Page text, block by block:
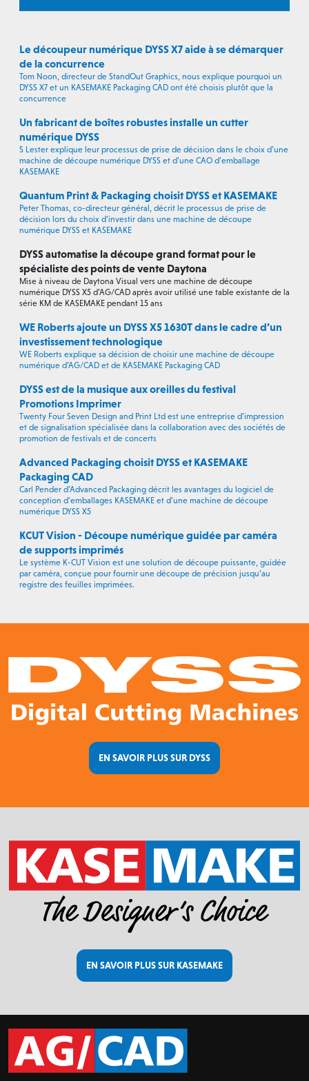
Le découpeur numérique DYSS X7 aide à se démarquer
de la concurrence
Tom Noon, directeur de StandOut Graphics, nous explique pourquoi un
DYSS X7 et un KASEMAKE Packaging CAD ont été choisis plutôt que la
concurrence
Un fabricant de boîtes robustes installe un cutter
numérique DYSS
S Lester explique leur processus de prise de décision dans le choix d’une
machine de découpe numérique DYSS et d’une CAO d’emballage
KASEMAKE
Quantum Print & Packaging choisit DYSS et KASEMAKE
Peter Thomas, co-directeur général, décrit le processus de prise de
décision lors du choix d’investir dans une machine de découpe
numérique DYSS et KASEMAKE
DYSS automatise la découpe grand format pour le
spécialiste des points de vente Daytona
Mise à niveau de Daytona Visual vers une machine de découpe
numérique DYSS X5 d’AG/CAD après avoir utilisé une table existante de la
série KM de KASEMAKE pendant 15 ans
WE Roberts ajoute un DYSS X5 1630T dans le cadre d’un
investissement technologique
WE Roberts explique sa décision de choisir une machine de découpe
numérique d’AG/CAD et de KASEMAKE Packaging CAD
DYSS est de la musique aux oreilles du festival
Promotions Imprimer
Twenty Four Seven Design and Print Ltd est une entreprise d’impression
et de signalisation spécialisée dans la collaboration avec des sociétés de
promotion de festivals et de concerts
Advanced Packaging choisit DYSS et KASEMAKE
Packaging CAD
Carl Pender d’Advanced Packaging décrit les avantages du logiciel de
conception d’emballages KASEMAKE et d’une machine de découpe
numérique DYSS X5
KCUT Vision - Découpe numérique guidée par caméra
de supports imprimés
Le système K-CUT Vision est une solution de découpe puissante, guidée
par caméra, conçue pour fournir une découpe de précision jusqu’au
registre des feuilles imprimées.
EN SAVOIR PLUS SUR DYSS
EN SAVOIR PLUS SUR KASEMAKE